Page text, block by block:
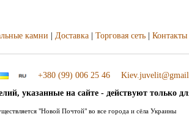
камни | Доставка | Торговая сеть | Контакты
+380 (99) 006 25 46
указанные на сайте - действуют только
"Новой Почтой" во все города и сёла Украины